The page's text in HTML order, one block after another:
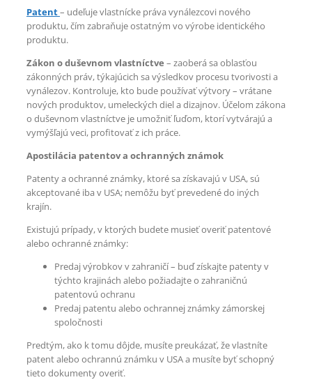
Patent– udeľuje vlastnícke práva vynálezcovi nového
produktu, čím zabraňuje ostatným vo výrobe identického
produktu.
Zákon o duševnom vlastníctve – zaoberá sa oblasťou
zákonných práv, týkajúcich sa výsledkov procesu tvorivosti a
vynálezov. Kontroluje, kto bude používať výtvory – vrátane
nových produktov, umeleckých diel a dizajnov. Účelom zákona
o duševnom vlastníctve je umožniť ľuďom, ktorí vytvárajú a
vymýšľajú veci, profitovať z ich práce.
Apostilácia patentov a ochranných známok
Patenty a ochranné známky, ktoré sa získavajú v USA, sú
akceptované iba v USA; nemôžu byť prevedené do iných
krajín.
Existujú prípady, v ktorých budete musieť overiť patentové
alebo ochranné známky:
Predaj výrobkov v zahraničí – buď získajte patenty v
týchto krajinách alebo požiadajte o zahraničnú
patentovú ochranu
Predaj patentu alebo ochrannej známky zámorskej
spoločnosti
Predtým, ako k tomu dôjde, musíte preukázať, že vlastníte
patent alebo ochrannú známku v USA a musíte byť schopný
tieto dokumenty overiť.